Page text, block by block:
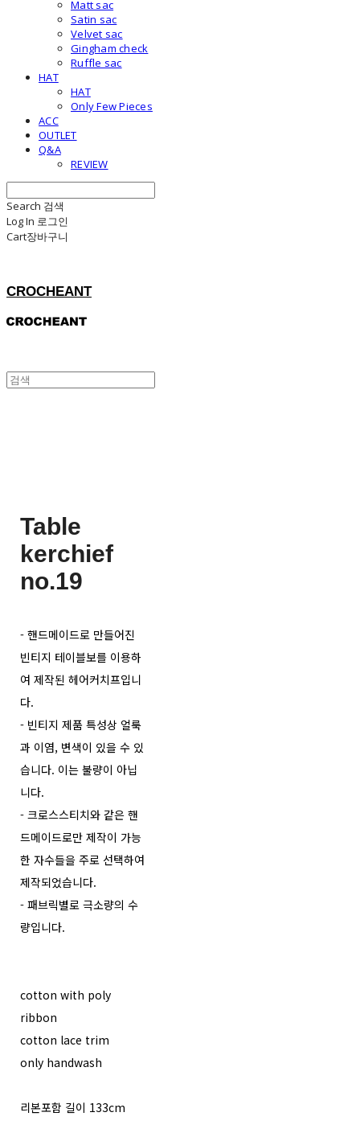
Matt sac
Satin sac
Velvet sac
Gingham check
Ruffle sac
HAT
HAT
Only Few Pieces
ACC
OUTLET
Q&A
REVIEW
Search 검색
Log In 로그인
Cart장바구니
CROCHEANT
Table
kerchief
no.19
- 핸드메이드로 만들어진
빈티지 테이블보를 이용하
여 제작된 헤어커치프입니
다.
- 빈티지 제품 특성상 얼룩
과 이염, 변색이 있을 수 있
습니다. 이는 불량이 아닙
니다.
- 크로스스티치와 같은 핸
드메이드로만 제작이 가능
한 자수들을 주로 선택하여
제작되었습니다.
- 패브릭별로 극소량의 수
량입니다.
cotton with poly
ribbon
cotton lace trim
only handwash
리본포함 길이 133cm